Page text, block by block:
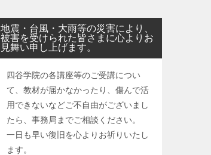
地震・台風・大雨等の災害により、
被害を受けられた皆さまに心よりお
見舞い申し上げます。
四谷学院の各講座等のご受講につい
て、教材が届かなかったり、傷んで活
用できないなどご不自由がございまし
たら、事務局までご相談ください。
一日も早い復旧を心よりお祈りいたし
ます。